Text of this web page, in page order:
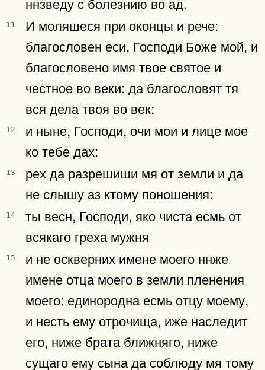
11
И моляшеся при оконцы и рече:
благословен еси, Господи Боже мой, и
благословено имя твое святое и
честное во веки: да благословят тя
вся дела твоя во век:
12
и ныне, Господи, очи мои и лице мое
ко тебе дах:
13
рех да разрешиши мя от земли и да
не слышу аз ктому поношения:
14
ты весн, Господи, яко чиста есмь от
всякаго греха мужня
15
и не оскверних имене моего ннже
имене отца моего в земли пленения
моего: единородна есмь отцу моему,
и несть ему отрочища, иже наследит
его, ниже брата ближняго, ниже
сущаго ему сына да соблюду мя тому